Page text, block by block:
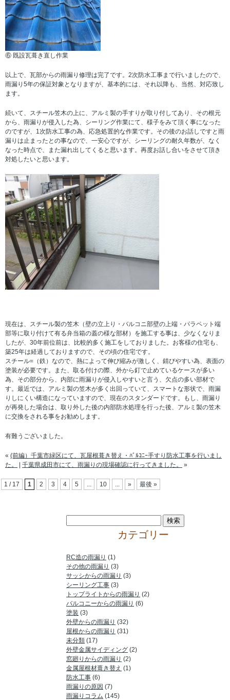
⑥ 既設瓦葺き直し作業
以上で、瓦部からの雨漏り修理は完了です。2次防水工事まで行いましたので、
雨漏り5年の保証対象となりますが、基本的には、それ以降も、当然、対応致し
ます。
続いて、スチール笠木の上に、アルミ製の手すりが取り付してあり、その根元
から、雨漏りが侵入した為、シーリング作業にて、様子をみて頂く事になった
のですが、1次防水工事の為、応急処置的な作業です。その後のお話しですと雨
漏りは止まったとの事なので、一安心ですが、シーリングの耐久年数が、なく
なった時点で、また漏れ出してくると思います。再度お話し合いをさせて頂き
対処したいと思います。
現在は、スチール製の笠木（壁の立上り・バルコニ部壁の上端・パラペット端
部等に取り付けて有る弁当箱の蓋の様な部材）を施工する事は、少なくなりま
したが、30年前位前は、比較的多く施工をしておりました。お客様の住宅も、
築25年は経過しておりますので、その頃の住宅です。
スチール=（鉄）なので、熱によって伸び縮みが激しく、錆びやすい為、表面の
塗装が必要です。また、取る付けの際、外から釘で止めているケースが多い
為、その部分から、内部に雨漏りが侵入しやすいと言う、欠点の多い部材で
す。最近では、アルミ製の笠木が多く出回っていて、スマートな形状で、雨漏
りしにくい構造になっていますので、現在のスタンダードです。もし、雨漏り
が再発した場合は、取り外した後の内部防水処理を行った後、アルミ製の笠木
に交換をされる事をお勧めします。
有難うございました。
« (前編）千葉市緑区にて、瓦屋根葺き替え・ﾊﾞﾙｺﾆｰ手すり防水工事を行いまし
た。
| 千葉県成田市にて、雨漏りの現場確認に行ってきました。 »
1 / 17 1 2 3 4 5 10 » 最後 »
カテゴリー
RC造の雨漏り (1)
その他の雨漏り (3)
サッシからの雨漏り (3)
シーリング工事 (3)
トップライトからの雨漏り (2)
バルコニーからの雨漏り (6)
塗装 (3)
外壁からの雨漏り (32)
屋根からの雨漏り (31)
未分類 (17)
外壁金属サイディング (2)
窓廻りからの雨漏り (2)
金属屋根材葺き替え (1)
防水工事 (6)
雨漏りの原因 (7)
雨漏りコラム (145)